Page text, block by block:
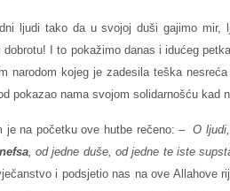
ljudi tako da u svojoj duši gajimo
I to pokažimo danas i idućeg
narodom kojeg je zadesila teška
pokazao nama svojom solidarnošću kad
je na početku ove hutbe rečeno: –O
nefsa, od jedne duše, od jedne te iste
i podsjetio nas na ove Allahove